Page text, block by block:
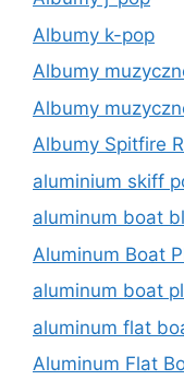
Albumy k-pop
Albumy
Albumy
Albumy Spitfire
aluminium skiff
aluminum boat
Aluminum Boat
aluminum boat
aluminum flat
Aluminum Flat